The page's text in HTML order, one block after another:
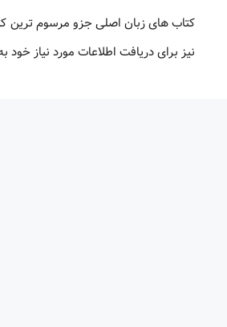
کتاب های زبان اصلی جزو مرسوم ترین
نیز برای دریافت اطلاعات مورد نیاز